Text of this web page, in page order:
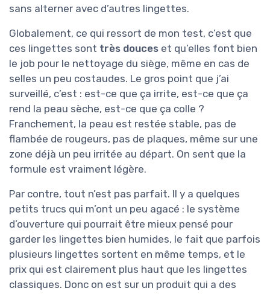
sans alterner avec d’autres lingettes.
Globalement, ce qui ressort de mon test, c’est que
ces lingettes sont très douces et qu’elles font bien
le job pour le nettoyage du siège, même en cas de
selles un peu costaudes. Le gros point que j’ai
surveillé, c’est : est-ce que ça irrite, est-ce que ça
rend la peau sèche, est-ce que ça colle ?
Franchement, la peau est restée stable, pas de
flambée de rougeurs, pas de plaques, même sur une
zone déjà un peu irritée au départ. On sent que la
formule est vraiment légère.
Par contre, tout n’est pas parfait. Il y a quelques
petits trucs qui m’ont un peu agacé : le système
d’ouverture qui pourrait être mieux pensé pour
garder les lingettes bien humides, le fait que parfois
plusieurs lingettes sortent en même temps, et le
prix qui est clairement plus haut que les lingettes
classiques. Donc on est sur un produit qui a des